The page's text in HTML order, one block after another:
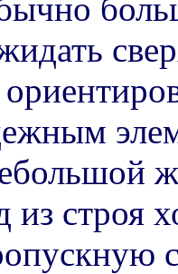
из строя